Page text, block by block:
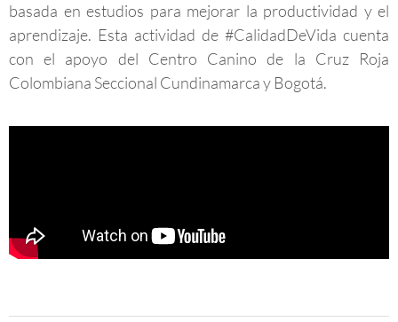
basada en estudios para mejorar la productividad y el
aprendizaje. Esta actividad de #CalidadDeVida cuenta
con el apoyo del Centro Canino de la Cruz Roja
Colombiana Seccional Cundinamarca y Bogotá.